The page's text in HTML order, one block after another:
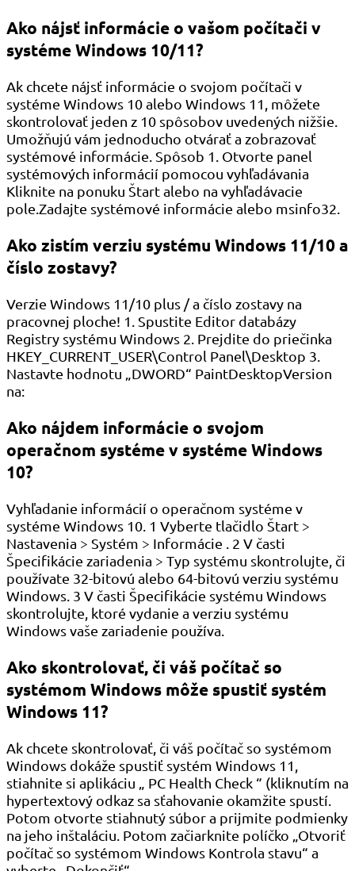
Ako nájsť informácie o vašom počítači v
systéme Windows 10/11?
Ak chcete nájsť informácie o svojom počítači v
systéme Windows 10 alebo Windows 11, môžete
skontrolovať jeden z 10 spôsobov uvedených nižšie.
Umožňujú vám jednoducho otvárať a zobrazovať
systémové informácie. Spôsob 1. Otvorte panel
systémových informácií pomocou vyhľadávania
Kliknite na ponuku Štart alebo na vyhľadávacie
pole.Zadajte systémové informácie alebo msinfo32.
Ako zistím verziu systému Windows 11/10 a
číslo zostavy?
Verzie Windows 11/10 plus / a číslo zostavy na
pracovnej ploche! 1. Spustite Editor databázy
Registry systému Windows 2. Prejdite do priečinka
HKEY_CURRENT_USER\Control Panel\Desktop 3.
Nastavte hodnotu „DWORD“ PaintDesktopVersion
na:
Ako nájdem informácie o svojom
operačnom systéme v systéme Windows
10?
Vyhľadanie informácií o operačnom systéme v
systéme Windows 10. 1 Vyberte tlačidlo Štart >
Nastavenia > Systém > Informácie . 2 V časti
Špecifikácie zariadenia > Typ systému skontrolujte, či
používate 32-bitovú alebo 64-bitovú verziu systému
Windows. 3 V časti Špecifikácie systému Windows
skontrolujte, ktoré vydanie a verziu systému
Windows vaše zariadenie používa.
Ako skontrolovať, či váš počítač so
systémom Windows môže spustiť systém
Windows 11?
Ak chcete skontrolovať, či váš počítač so systémom
Windows dokáže spustiť systém Windows 11,
stiahnite si aplikáciu „ PC Health Check “ (kliknutím na
hypertextový odkaz sa sťahovanie okamžite spustí.
Potom otvorte stiahnutý súbor a prijmite podmienky
na jeho inštaláciu. Potom začiarknite políčko „Otvoriť
počítač so systémom Windows Kontrola stavu“ a